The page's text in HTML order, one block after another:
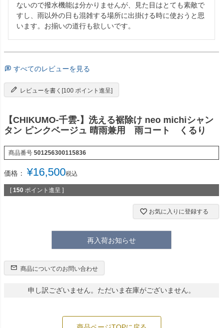
ないので撥水機能は分かりませんが、見た目はとても素敵で
すし、雨以外の日も混雑する場所に出掛ける時に使おうと思
すべてのレビューを見る
レビューを書く[100 ポイント進呈]
【CHIKUMO-千雲-】洗える裾除け neo michiシャン
タン ピンクベージュ 晴雨兼用 雨コート くるり
商品番号 501256300115836
価格： ¥16,500税込
[ 150 ポイント進呈 ]
お気に入りに登録する
再入荷お知らせ
商品についてのお問い合わせ
申し訳ございません。ただいま在庫がございません。